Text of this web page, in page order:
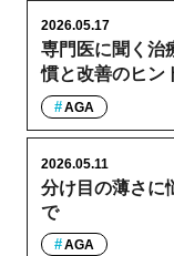
専門医に聞く治
慣と改善のヒン
2026.05.17
AGA
分け目の薄さに
で
2026.05.11
AGA